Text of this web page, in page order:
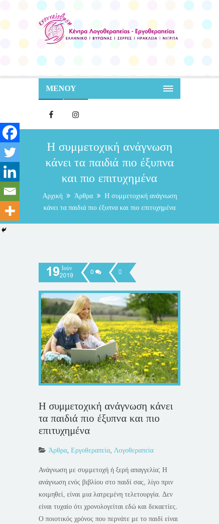
ΜΕΝΟΥ
Η συμμετοχική ανάγνωση
κάνει τα παιδιά πιο έξυπνα
και πιο επιτυχημένα
Αρχική Άρθρα
Η συμμετοχική ανάγνωση
κάνει τα παιδιά πιο έξυπνα και πιο επιτυχημένα
19 Ιούν
2019
0
Η συμμετοχική ανάγνωση κάνει
τα παιδιά πιο έξυπνα και πιο
επιτυχημένα
Άρθρα, Εργοθεραπεία, Λογοθεραπεία
Ανάγνωση με συμμετοχή ή ξερή απαγγελία; Η
ανάγνωση ενός βιβλίου στο παιδί σας, λίγο πριν
κοιμηθεί, είναι μια λατρεμένη τελετουργία. Δεν
είναι τυχαίο ότι χρονολογείται εδώ και δεκαετίες.
Ο ποιοτικός χρόνος που περνάτε με το παιδί είναι